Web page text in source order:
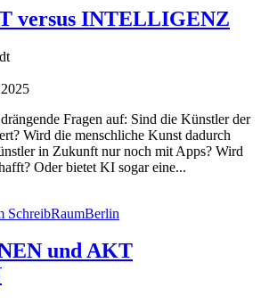
versus INTELLIGENZ
Fragen auf: Sind die Künstler der
Wird die menschliche Kunst dadurch
in Zukunft nur noch mit Apps? Wird
Oder bietet KI sogar eine...
und AKT